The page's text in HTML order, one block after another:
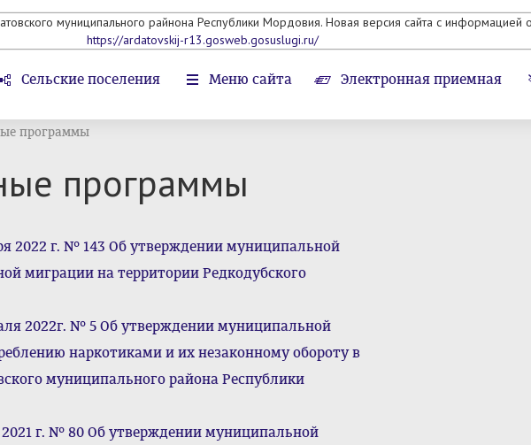
муниципального райнона Республики Мордовия. Новая версия сайта с информацией
https://ardatovskij-r13.gosweb.gosuslugi.ru/
Сельские поселения Меню сайта Электронная приемная
программы
программы
2022 г. № 143 Об утверждении муниципальной
миграции на территории Редкодубского
2022г. № 5 Об утверждении муниципальной
наркотиками и их незаконному обороту в
муниципального района Республики
г. № 80 Об утверждении муниципальной